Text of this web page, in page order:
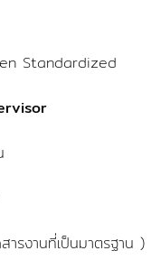
Standardized
รงานที่เป็นมาตรฐาน )